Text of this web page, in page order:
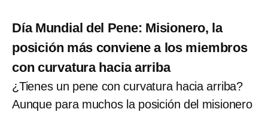
Día Mundial del Pene: Misionero, la
posición más conviene a los miembros
con curvatura hacia arriba
¿Tienes un pene con curvatura hacia arriba?
Aunque para muchos la posición del misionero